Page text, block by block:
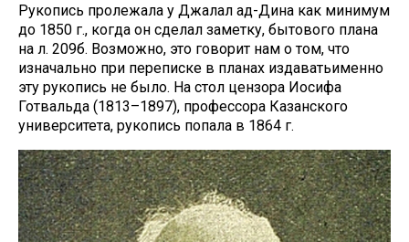
Рукопись пролежала у Джалал ад-Дина как минимум
до 1850 г., когда он сделал заметку, бытового плана
на л. 209б. Возможно, это говорит нам о том, что
изначально при переписке в планах издаватьименно
эту рукопись не было. На стол цензора Иосифа
Готвальда (1813–1897), профессора Казанского
университета, рукопись попала в 1864 г.